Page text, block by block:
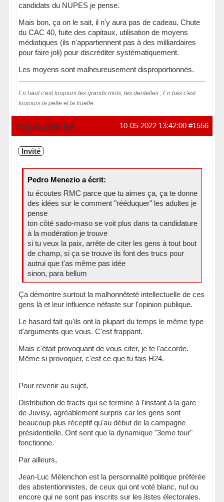
candidats du NUPES je pense.
Mais bon, ça on le sait, il n'y aura pas de cadeau. Chute
du CAC 40, fuite des capitaux, utilisation de moyens
médiatiques (ils n'appartiennent pas à des milliardaires
pour faire joli) pour discréditer systématiquement.
Les moyens sont malheureusement disproportionnés.
En haut c'est toujours les grands mots, les dentelles ; En bas c'est
toujours la pelle et la truelle
Hors ligne #1556
10-05-2022 13:42:00
Yoyoceltik Ier
Invité
Pedro Menezio a écrit:
tu écoutes RMC parce que tu aimes ça, ça te donne
des idées sur le comment "rééduquer" les adultes je
pense
ton côté sado-maso se voit plus dans ta candidature
à la modération je trouve
si tu veux la paix, arrête de citer les gens à tout bout
de champ, si ça se trouve ils font des trucs pour
autrui que t'as même pas idée
sinon, para bellum
Ça démontre surtout la malhonnêteté intellectuelle de ces
gens là et leur influence néfaste sur l'opinion publique.
Le hasard fait qu'ils ont la plupart du temps le même type
d'arguments que vous. C'est frappant.
Mais c'était provoquant de vous citer, je te l'accorde.
Même si provoquer, c'est ce que tu fais H24.
Pour revenir au sujet,
Distribution de tracts qui se termine à l'instant à la gare
de Juvisy, agréablement surpris car les gens sont
beaucoup plus réceptif qu'au début de la campagne
présidentielle. Ont sent que la dynamique "3eme tour"
fonctionne.
Par ailleurs,
Jean-Luc Mélenchon est la personnalité politique préférée
des abstentionnistes, de ceux qui ont voté blanc, nul ou
encore qui ne sont pas inscrits sur les listes électorales.